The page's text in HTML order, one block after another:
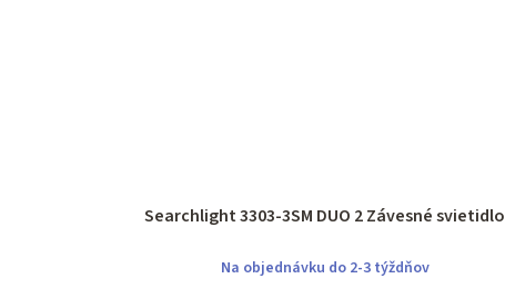
Searchlight 3303-3SM DUO 2 Závesné svietidlo
Na objednávku do 2-3 týždňov